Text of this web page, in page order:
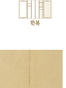
한복